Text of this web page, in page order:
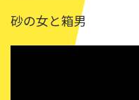
砂の女と箱男